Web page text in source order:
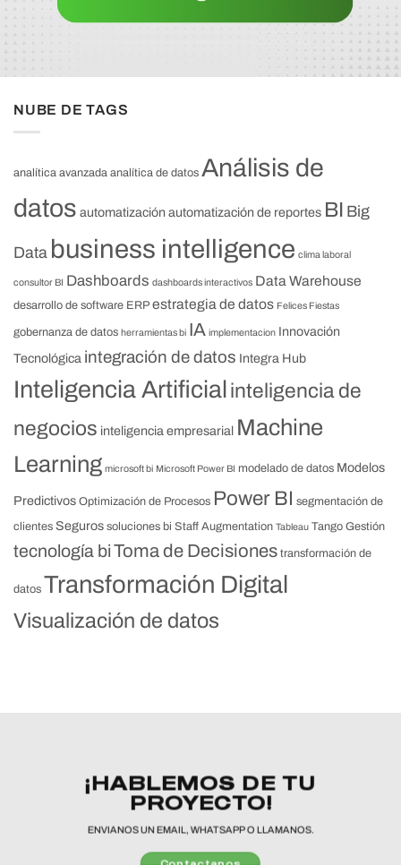
NUBE DE TAGS
analítica avanzada analítica de datos Análisis de
datos automatizaciónautomatización de reportes BI Big
Data business intelligence clima laboral
consultor BI Dashboards dashboards interactivos Data Warehouse
desarrollo de software ERP estrategia de datos Felices Fiestas
gobernanza de datos herramientas bi IA implementacion Innovación
Tecnológica integración de datos Integra Hub
Inteligencia Artificial inteligencia de
negocios inteligencia empresarial Machine
Learning microsoft bi Microsoft Power BI modelado de datos Modelos
Predictivos Optimización de Procesos Power BI segmentación de
clientes Seguros soluciones bi Staff Augmentation Tableau Tango Gestión
tecnología biToma de Decisiones transformación de
datos Transformación Digital
Visualización de datos
¡HABLEMOS DE TU
PROYECTO!
ENVIANOS UN EMAIL, WHATSAPP O LLAMANOS.